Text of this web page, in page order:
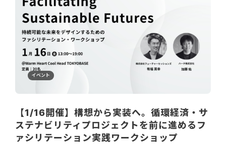
イベント
【1/16開催】構想から実装へ。循環経済・サ
ステナビリティプロジェクトを前に進めるフ
ァシリテーション実践ワークショップ